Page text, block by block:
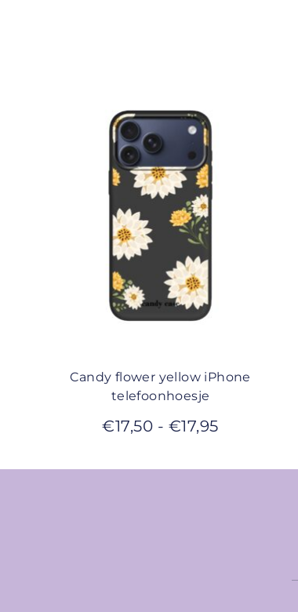
Candy flower yellow iPhone
telefoonhoesje
€17,50 - €17,95